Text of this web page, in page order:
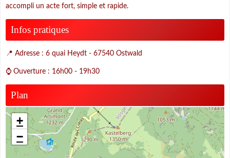
accompli un acte fort, simple et rapide.
Infos pratiques
📍 Adresse : 6 quai Heydt - 67540 Ostwald
⌚ Ouverture : 16h00 - 19h30
Plan
+
−